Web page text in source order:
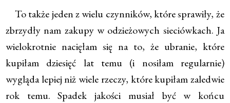
To także jeden z wielu czynników, które sprawiły, że
zbrzydły nam zakupy w odzieżowych sieciówkach. Ja
wielokrotnie nacięłam się na to, że ubranie, które
kupiłam dziesięć lat temu (i nosiłam regularnie)
wygląda lepiej niż wiele rzeczy, które kupiłam zaledwie
rok temu. Spadek jakości musiał być w końcu